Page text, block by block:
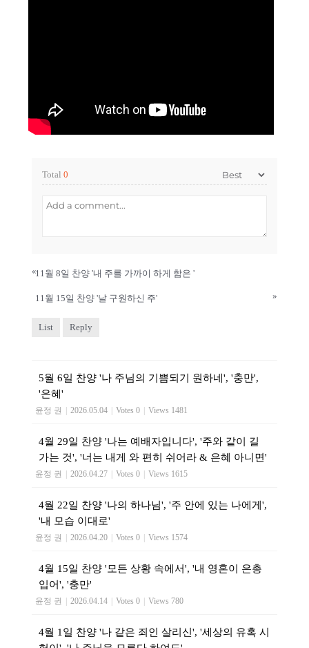
Total 0
«11월 8일 찬양 '내 주를 가까이 하게 함은 '
11월 15일 찬양 '날 구원하신 주' »
List Reply
5월 6일 찬양 '나 주님의 기쁨되기 원하네', '충만',
'은혜'
윤정 권 2026.05.04 Votes 0 Views 1481
4월 29일 찬양 '나는 예배자입니다', '주와 같이 길
가는 것', '너는 내게 와 편히 쉬어라 & 은혜 아니면'
윤정 권 2026.04.27 Votes 0 Views 1615
4월 22일 찬양 '나의 하나님', '주 안에 있는 나에게',
'내 모습 이대로'
윤정 권 2026.04.20 Votes 0 Views 1574
4월 15일 찬양 '모든 상황 속에서', '내 영혼이 은총
입어', '충만'
윤정 권 2026.04.14 Votes 0 Views 780
4월 1일 찬양 '나 같은 죄인 살리신', '세상의 유혹 시